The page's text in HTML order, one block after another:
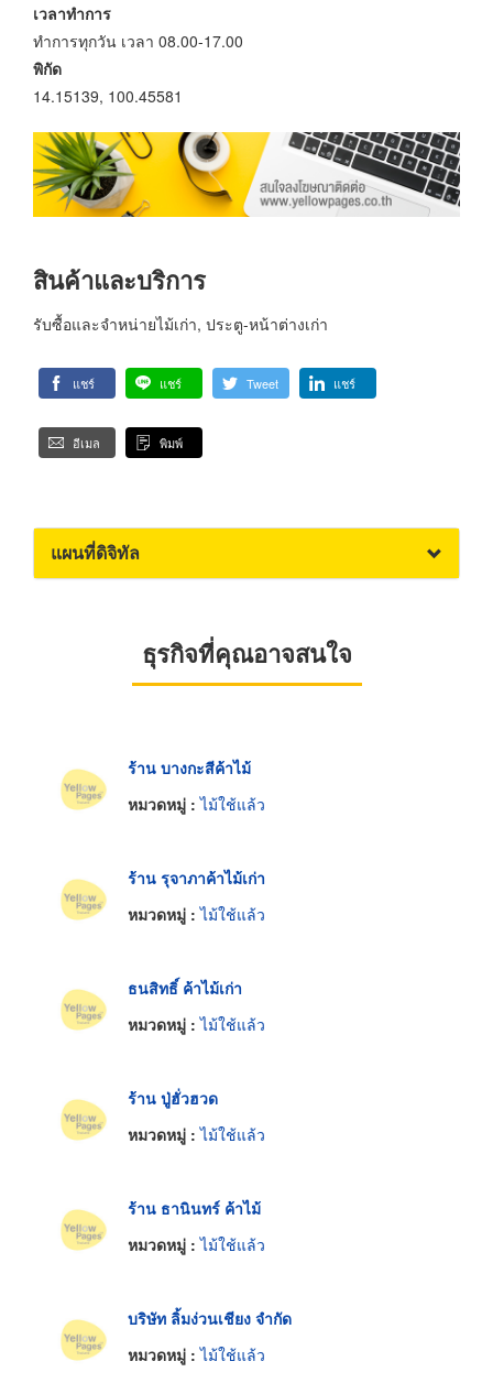
เวลาทำการ
ทำการทุกวัน เวลา 08.00-17.00
พิกัด
14.15139, 100.45581
สินค้าและบริการ
รับซื้อและจำหน่ายไม้เก่า, ประตู-หน้าต่างเก่า
แชร์ แชร์ Tweet แชร์
อีเมล พิมพ์
แผนที่ดิจิทัล
ธุรกิจที่คุณอาจสนใจ
ร้าน บางกะสีค้าไม้
หมวดหมู่ :ไม้ใช้แล้ว
ร้าน รุจาภาค้าไม้เก่า
หมวดหมู่ :ไม้ใช้แล้ว
ธนสิทธิ์ ค้าไม้เก่า
หมวดหมู่ :ไม้ใช้แล้ว
ร้าน ปู่ฮั่วฮวด
หมวดหมู่ :ไม้ใช้แล้ว
ร้าน ธานินทร์ ค้าไม้
หมวดหมู่ :ไม้ใช้แล้ว
บริษัท ลิ้มง่วนเชียง จำกัด
หมวดหมู่ :ไม้ใช้แล้ว